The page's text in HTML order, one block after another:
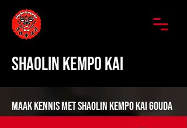
SHAOLIN KEMPO KAI
MAAK KENNIS MET SHAOLIN KEMPO KAI Gouda